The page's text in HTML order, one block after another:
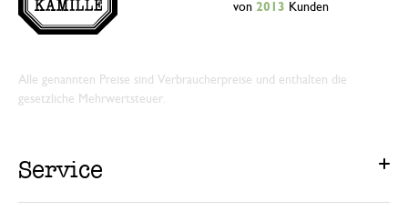
von 2013 Kunden
Alle genannten Preise sind Verbraucherpreise und enthalten die
gesetzliche Mehrwertsteuer.
Service